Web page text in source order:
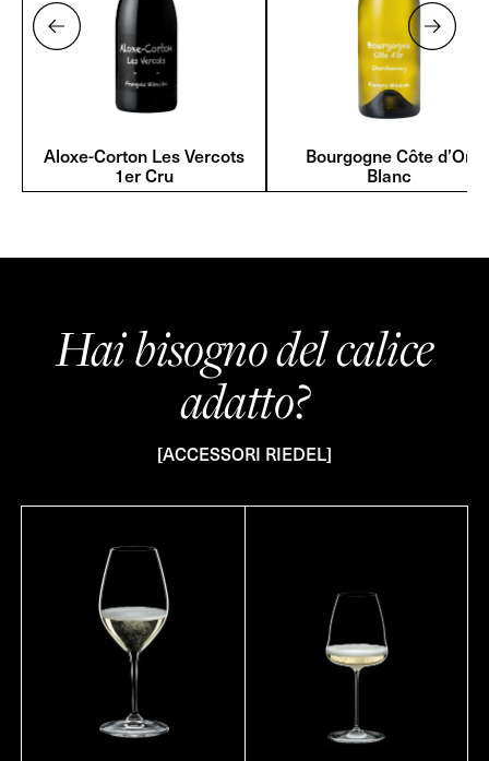
Aloxe-Corton Les Vercots
1er Cru
Bourgogne Côte d’Or
Blanc
Hai bisogno del calice
adatto?
[ACCESSORI RIEDEL]